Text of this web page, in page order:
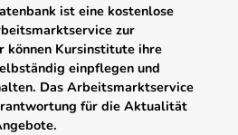
ist eine kostenlose
zur
können Kursinstitute ihre
einpflegen und
Das Arbeitsmarktservice
für die Aktualität